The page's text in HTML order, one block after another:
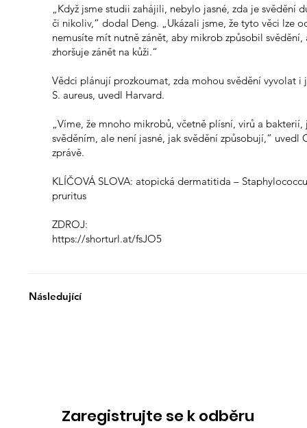
Zaregistrujte se k odběru
„Když jsme studii zahájili, nebylo jasné, zda je svědění
či nikoliv,“ dodal Deng. „Ukázali jsme, že tyto věci lze
nemusíte mít nutně zánět, aby mikrob způsobil svědění,
zhoršuje zánět na kůži.“
Vědci plánují prozkoumat, zda mohou svědění vyvolat i
S. aureus, uvedl Harvard.
„Víme, že mnoho mikrobů, včetně plísní, virů a
svěděním, ale není jasné, jak svědění způsobují,“ uvedl
zprávě.
KLÍČOVÁ SLOVA: atopická dermatitida –
pruritus
ZDROJ:
https://shorturl.at/fsJO5
Následující